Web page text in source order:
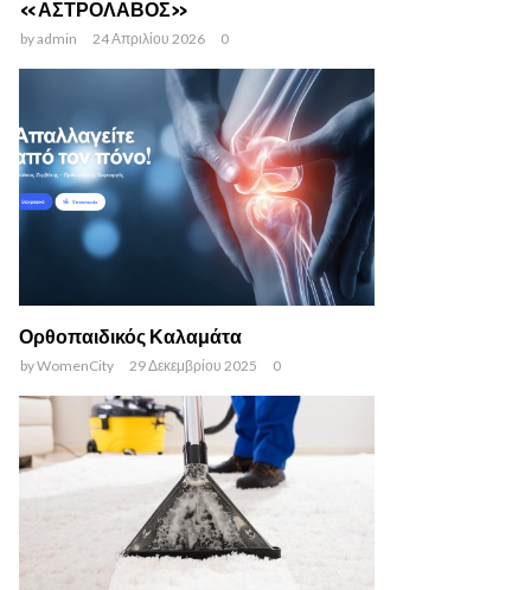
«ΑΣΤΡΟΛΑΒΟΣ»
byadmin 24 Απριλίου 2026 0
Ορθοπαιδικός Καλαμάτα
byWomenCity 29 Δεκεμβρίου 2025 0